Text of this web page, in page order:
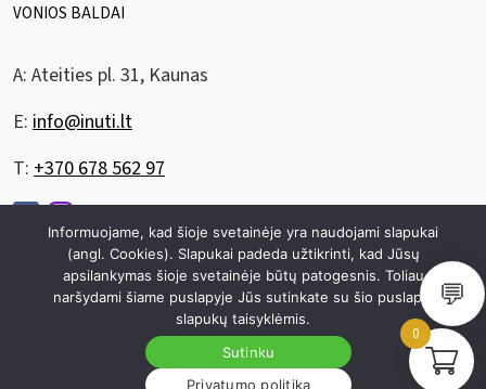
VONIOS BALDAI
A: Ateities pl. 31, Kaunas
E: info@inuti.lt
T: +370 678 562 97
© 2026 visos teisės saugomos inuti.lt sukurta zuzuweb.lt
Slapukų politika
0
Informuojame, kad šioje svetainėje yra naudojami slapukai
(angl. Cookies). Slapukai padeda užtikrinti, kad Jūsų
apsilankymas šioje svetainėje būtų patogesnis. Toliau
naršydami šiame puslapyje Jūs sutinkate su šio puslapio
slapukų taisyklėmis.
Sutinku
Privatumo politika
💬